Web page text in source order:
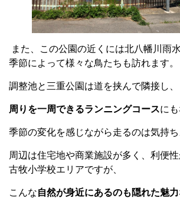
また、この公園の近くには北八幡川雨
季節によって様々な鳥たちも訪れます。
調整池と三重公園は道を挟んで隣接し、
周りを一周できるランニングコースに
季節の変化を感じながら走るのは気持ち
周辺は住宅地や商業施設が多く、利便
古牧小学校エリアですが、
こんな自然が身近にあるのも隠れた魅力